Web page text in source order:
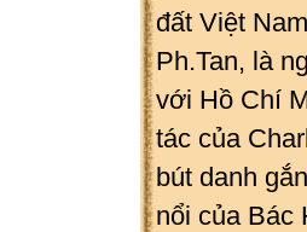
đất Việt
Ph.Tan, là
với Hồ Chí
tác của
bút danh
nổi của Bác